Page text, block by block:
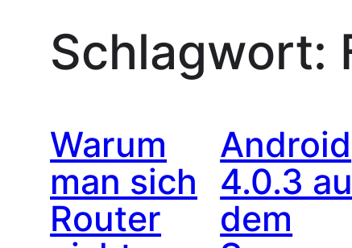
Schlagwort:
Warum
man sich
Router
Android
4.0.3
dem